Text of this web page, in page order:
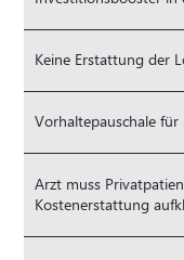
Keine Erstattung der
Vorhaltepauschale
Arzt muss
Kostenerstattung